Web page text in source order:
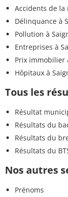
Accidents de la
Délinquance à
Pollution à
Entreprises à
Prix immobilier
Hôpitaux à
Tous les
Résultat
Résultats du
Résultats du
Résultats du
Nos autres
Prénoms